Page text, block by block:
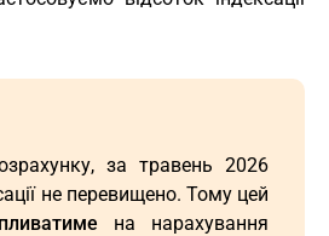
за травень 2026
не перевищено. Тому цей
на нарахування